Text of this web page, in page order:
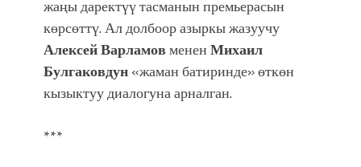
жаңы даректүү тасманын премьерасын
көрсөттү. Ал долбоор азыркы жазуучу
Алексей ВарламовмененМихаил
Булгаковдун«жаман батиринде» өткөн
кызыктуу диалогуна арналган.
***